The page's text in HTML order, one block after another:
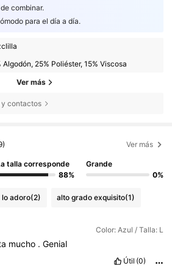
combinar.
para el día a día.
Algodón, 25% Poliéster, 15% Viscosa
Ver más
y contactos
Ver más
talla corresponde
88%
Grande
0%
lo adoro(2) alto grado exquisito(1)
Color: Azul / Talla: L
mucho .Genial
Útil (0)